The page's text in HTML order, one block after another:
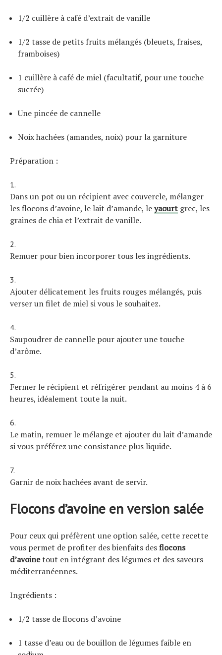
1/2 cuillère à café d’extrait de vanille
1/2 tasse de petits fruits mélangés (bleuets, fraises,
framboises)
1 cuillère à café de miel (facultatif, pour une touche
sucrée)
Une pincée de cannelle
Noix hachées (amandes, noix) pour la garniture
Préparation :
Dans un pot ou un récipient avec couvercle, mélanger
les flocons d’avoine, le lait d’amande, leyaourt grec, les
graines de chia et l’extrait de vanille.
Remuer pour bien incorporer tous les ingrédients.
Ajouter délicatement les fruits rouges mélangés, puis
verser un filet de miel si vous le souhaitez.
Saupoudrer de cannelle pour ajouter une touche
d’arôme.
Fermer le récipient et réfrigérer pendant au moins 4 à 6
heures, idéalement toute la nuit.
Le matin, remuer le mélange et ajouter du lait d’amande
si vous préférez une consistance plus liquide.
Garnir de noix hachées avant de servir.
Flocons d’avoine en version salée
Pour ceux qui préfèrent une option salée, cette recette
vous permet de profiter des bienfaits desflocons
d’avoinetout en intégrant des légumes et des saveurs
méditerranéennes.
Ingrédients :
1/2 tasse de flocons d’avoine
1 tasse d’eau ou de bouillon de légumes faible en